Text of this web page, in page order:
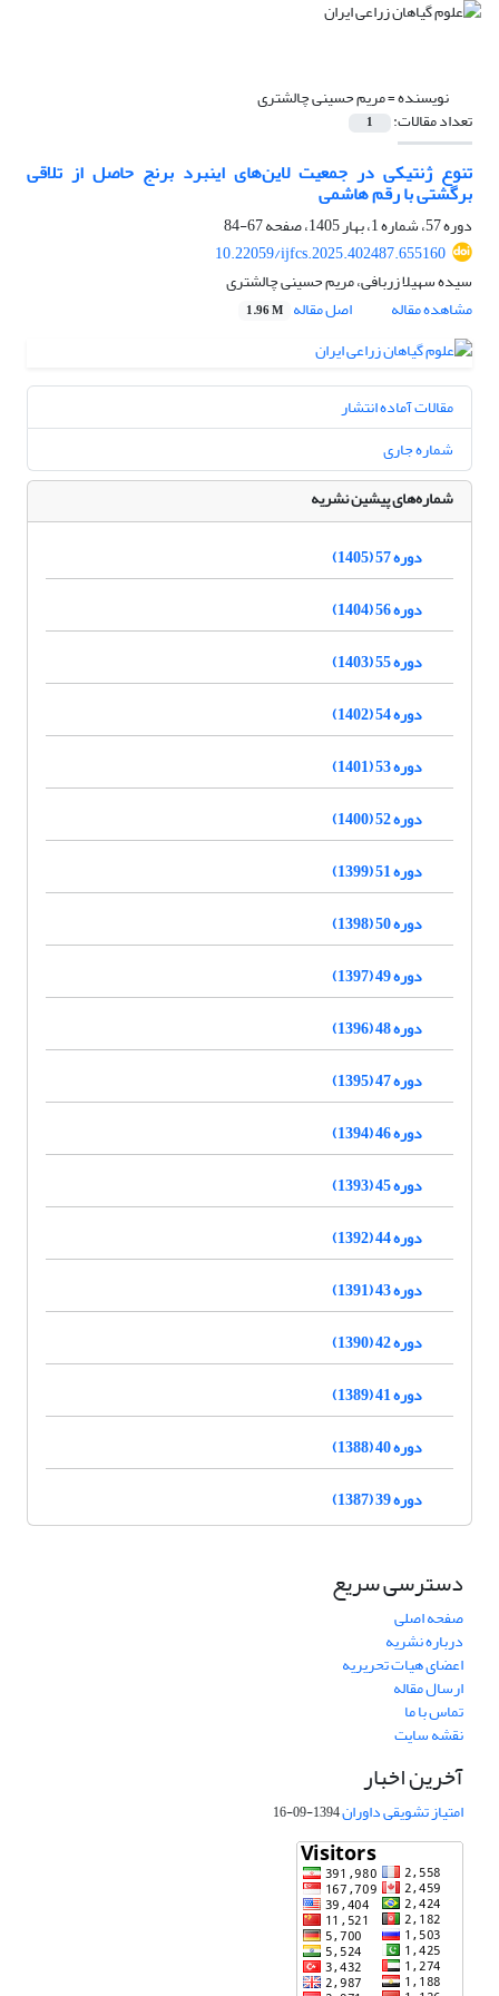
نویسنده =مریم حسینی چالشتری
تعداد مقالات: 1
تنوع ژنتیکی در جمعیت لاین‌های اینبرد برنج حاصل از تلاقی
برگشتی با رقم هاشمی
دوره 57، شماره 1، بهار 1405، صفحه
67-84
10.22059/ijfcs.2025.402487.655160
سیده سهیلا زربافی، مریم حسینی چالشتری
مشاهده مقاله
اصل مقاله 1.96 M
مقالات آماده انتشار
شماره جاری
شماره‌های پیشین نشریه
دوره 57 (1405)
دوره 56 (1404)
دوره 55 (1403)
دوره 54 (1402)
دوره 53 (1401)
دوره 52 (1400)
دوره 51 (1399)
دوره 50 (1398)
دوره 49 (1397)
دوره 48 (1396)
دوره 47 (1395)
دوره 46 (1394)
دوره 45 (1393)
دوره 44 (1392)
دوره 43 (1391)
دوره 42 (1390)
دوره 41 (1389)
دوره 40 (1388)
دوره 39 (1387)
دسترسی سریع
صفحه اصلی
درباره نشریه
اعضای هیات تحریریه
ارسال مقاله
تماس با ما
نقشه سایت
آخرین اخبار
امتیاز تشویقی داوران1394-09-16